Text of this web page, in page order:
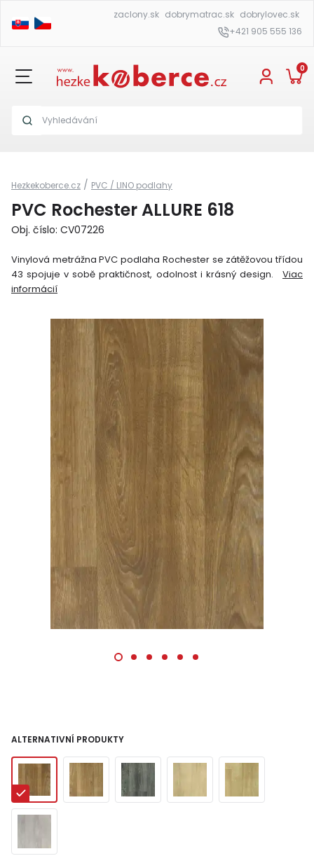
zaclony.sk dobrymatrac.sk dobrylovec.sk
+421 905 555 136
0
Hezkekoberce.cz / PVC / LINO podlahy
PVC Rochester ALLURE 618
Obj. číslo: CV07226
Vinylová metrážna PVC podlaha Rochester se zátěžovou třídou
43 spojuje v sobě praktičnost, odolnost i krásný design.
Viac
informácií
ALTERNATIVNÍ PRODUKTY